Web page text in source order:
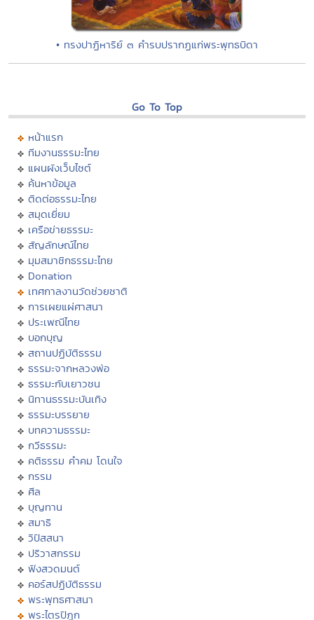
• ทรงปาฏิหาริย์ ๓ คำรบปรากฏแก่พระพุทธบิดา
Go To Top
หน้าแรก
ทีมงานธรรมะไทย
แผนผังเว็บไซต์
ค้นหาข้อมูล
ติดต่อธรรมะไทย
สมุดเยี่ยม
เครือข่ายธรรมะ
สัญลักษณ์ไทย
มุมสมาชิกธรรมะไทย
Donation
เทศกาลงานวัดช่วยชาติ
การเผยแผ่ศาสนา
ประเพณีไทย
บอกบุญ
สถานปฏิบัติธรรม
ธรรมะจากหลวงพ่อ
ธรรมะกับเยาวชน
นิทานธรรมะบันเทิง
ธรรมะบรรยาย
บทความธรรมะ
กวีธรรมะ
คติธรรม คำคม โดนใจ
กรรม
ศีล
บุญทาน
สมาธิ
วิปัสสนา
ปริวาสกรรม
ฟังสวดมนต์
คอร์สปฏิบัติธรรม
พระพุทธศาสนา
พระไตรปิฏก